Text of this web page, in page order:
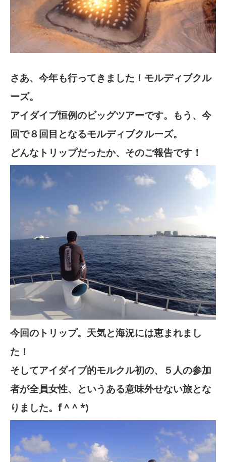
さあ、今年も行ってきました！モルディブクル
ーズ。
アイダイブ恒例のビッグツアーです。もう、今
回で８回目となるモルディブクルーズ。
どんなトリップだったか、そのご報告です！
今回のトリップ。天気と海況には恵まれまし
た！
そしてアイダイブ的モルクル初の、５人の参加
者が全員女性、というある意味外せない旅とな
りました。f ^ ^ *)